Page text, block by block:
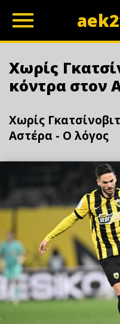
Χωρίς
κόντρα στον
Χωρίς
Αστέρα - Ο λόγος